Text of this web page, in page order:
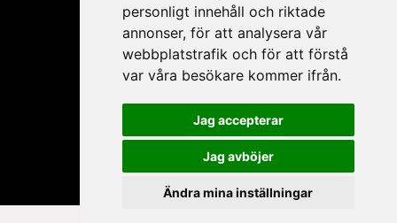
personligt innehåll och riktade
annonser, för att analysera vår
webbplatstrafik och för att förstå
var våra besökare kommer ifrån.
Jag accepterar
Jag avböjer
Ändra mina inställningar
Mitt konto
Ansökan ÅF
Mitt konto
Glömt lösenord
Mina produkter